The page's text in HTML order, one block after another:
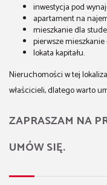
inwestycja pod
apartament na
mieszkanie dla
pierwsze
lokata kapitału.
Nieruchomości w tej
właścicieli, dlatego warto
ZAPRASZAM NA
UMÓW SIĘ.